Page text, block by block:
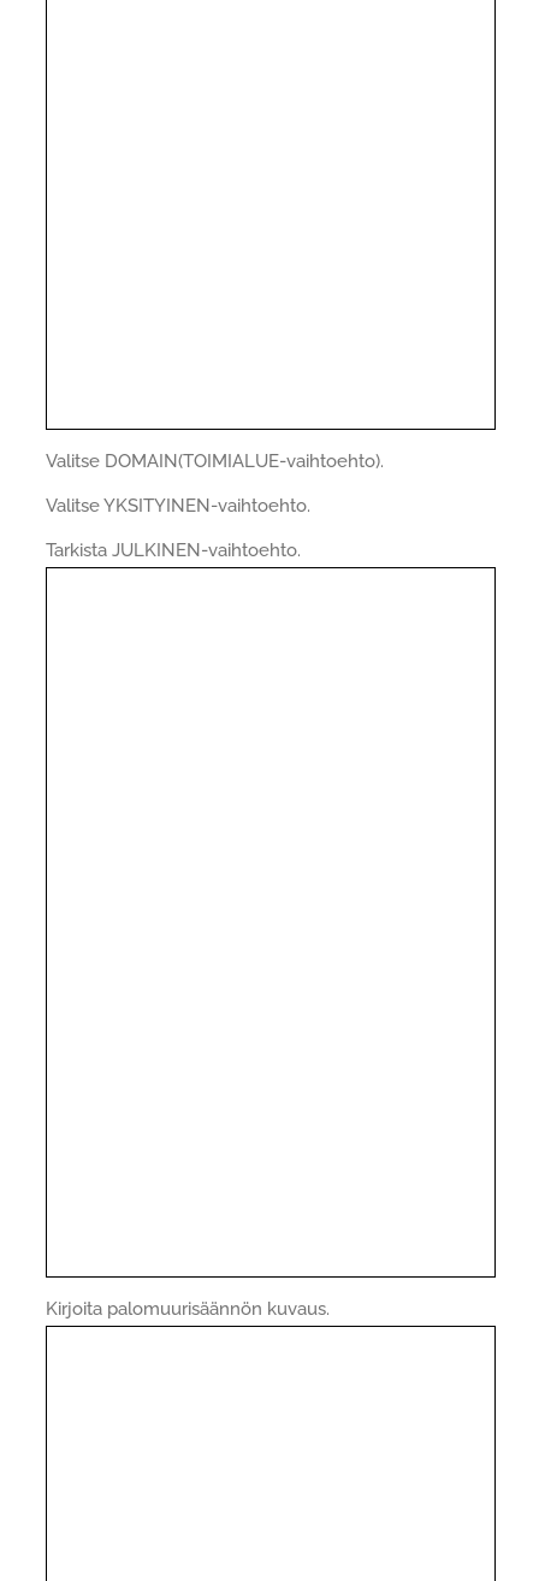
Valitse DOMAIN(TOIMIALUE-vaihtoehto).
Valitse YKSITYINEN-vaihtoehto.
Tarkista JULKINEN-vaihtoehto.
Kirjoita palomuurisäännön kuvaus.